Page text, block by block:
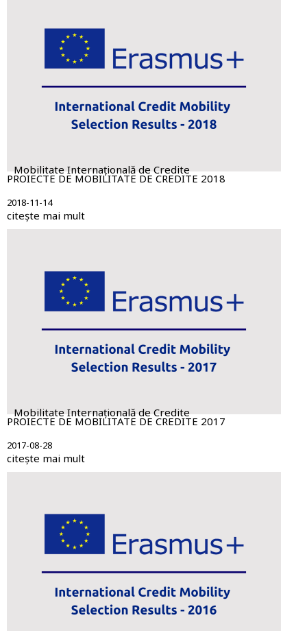
Mobilitate Internațională de Credite
PROIECTE DE MOBILITATE DE CREDITE 2018
2018-11-14
citește mai mult
Mobilitate Internațională de Credite
PROIECTE DE MOBILITATE DE CREDITE 2017
2017-08-28
citește mai mult